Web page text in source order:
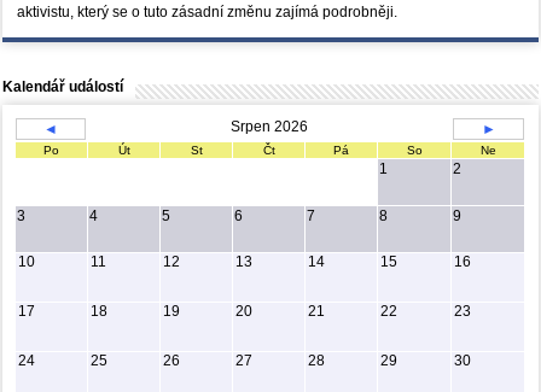
aktivistu, který se o tuto zásadní změnu zajímá podrobněji.
Kalendář událostí
◄ Srpen 2026 ►
Po Út St Čt Pá So Ne
1 2
3 4 5 6 7 8 9
10 11 12 13 14 15 16
17 18 19 20 21 22 23
24 25 26 27 28 29 30